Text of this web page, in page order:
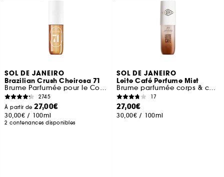
SOL DE JANEIRO
Brazilian Crush Cheirosa 71
Brume Parfumée pour le Corps et les cheveux
2745
À partir de27,00€
30,00€ / 100ml
2 contenances disponibles
SOL DE JANEIRO
Leite Café Perfume Mist
Brume parfumée corps & cheveux
17
27,00€
30,00€ / 100ml